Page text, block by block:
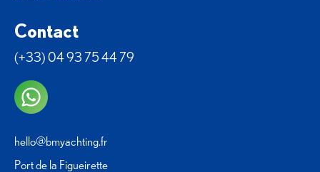
Contact
(+33) 04 93 75 44 79
hello@bmyachting.fr
Port de la Figueirette